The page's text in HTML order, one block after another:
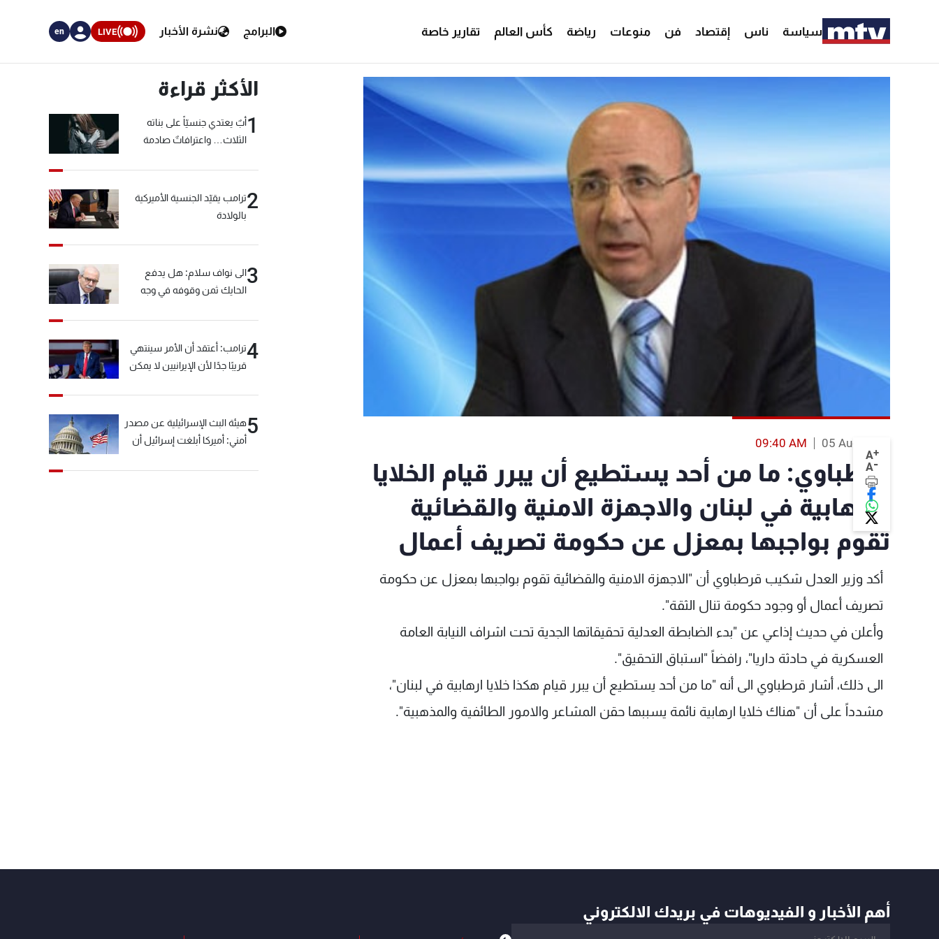
سياسة ناس إقتصاد فن منوعات رياضة كأس العالم تقارير خاصة البرامج نشرة الأخبار LIVE
en
A+
A-
05 Aug 2013
09:40 AM
قرطباوي: ما من أحد يستطيع أن يبرر قيام الخلايا
الارهابية في لبنان والاجهزة الامنية والقضائية
تقوم بواجبها بمعزل عن حكومة تصريف أعمال
أكد وزير العدل شكيب قرطباوي أن "الاجهزة الامنية والقضائية تقوم بواجبها بمعزل عن حكومة
تصريف أعمال أو وجود حكومة تنال الثقة".
وأعلن في حديث إذاعي عن "بدء الضابطة العدلية تحقيقاتها الجدية تحت اشراف النيابة العامة
العسكرية في حادثة داريا"، رافضاً "استباق التحقيق".
الى ذلك، أشار قرطباوي الى أنه "ما من أحد يستطيع أن يبرر قيام هكذا خلايا ارهابية في لبنان"،
مشدداً على أن "هناك خلايا ارهابية نائمة يسببها حقن المشاعر والامور الطائفية والمذهبية".
الأكثر قراءة
1أبٌ يعتدي جنسيّاً على بناته
الثلاث… واعترافاتٌ صادمة
2ترامب يقيّد الجنسية الأميركية
بالولادة
3الى نواف سلام: هل يدفع
الحايك ثمن وقوفه في وجه
4ترامب: أعتقد أن الأمر سينتهي
قريبًا جدًا لأن الإيرانيين لا يمكن
5هيئة البث الإسرائيلية عن مصدر
أمني: أميركا أبلغت إسرائيل أن
أهم الأخبار و الفيديوهات في بريدك الالكتروني